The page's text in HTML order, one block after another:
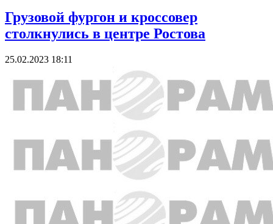
Грузовой фургон и кроссовер
столкнулись в центре Ростова
25.02.2023 18:11